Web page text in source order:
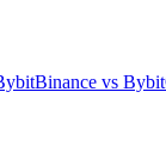
Binance vs Bybit